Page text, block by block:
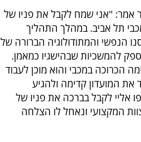
אמר: "אני שמח לקבל את פניו של
תל אביב. במהלך התהליך
הנפשי והמתודולוגיה הברורה של
להמשכיות שבהישגיו כמאמן.
הכרוכה במכבי והוא מוכן לעבוד
המועדון קדימה ולהגיע
אליי לקבל בברכה את פניו של
המקצועי ונאחל לו הצלחה